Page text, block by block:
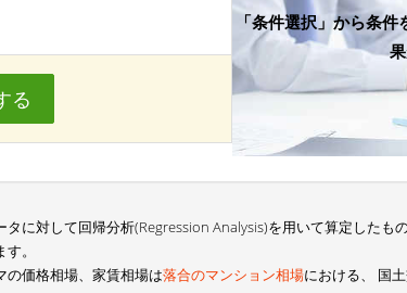
る
「条件選択」から条
に対して回帰分析(Regression Analysis)を用いて算定したも
。
の価格相場、家賃相場は落合のマンション相場における、 国